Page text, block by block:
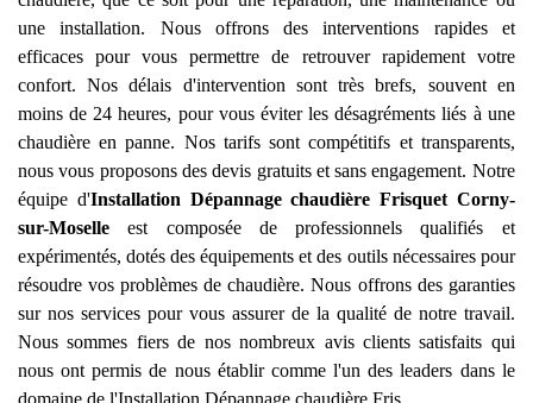
une installation. Nous offrons des interventions rapides et
efficaces pour vous permettre de retrouver rapidement votre
confort. Nos délais d'intervention sont très brefs, souvent en
moins de 24 heures, pour vous éviter les désagréments liés à une
chaudière en panne. Nos tarifs sont compétitifs et transparents,
nous vous proposons des devis gratuits et sans engagement. Notre
équipe d'Installation Dépannage chaudière Frisquet Corny-
sur-Moselle est composée de professionnels qualifiés et
expérimentés, dotés des équipements et des outils nécessaires pour
résoudre vos problèmes de chaudière. Nous offrons des garanties
sur nos services pour vous assurer de la qualité de notre travail.
Nous sommes fiers de nos nombreux avis clients satisfaits qui
nous ont permis de nous établir comme l'un des leaders dans le
domaine de l'Installation Dépannage chaudière Fris